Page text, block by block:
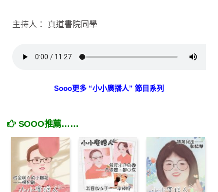
主持人： 真道書院同學
Sooo更多 “小小廣播人” 節目系列
SOOO推薦……